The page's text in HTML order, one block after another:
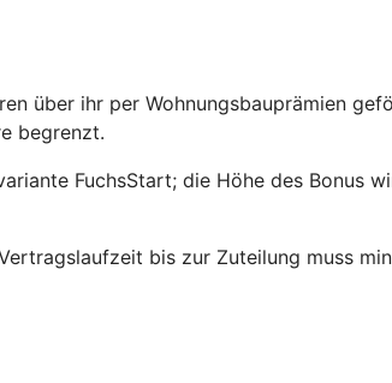
über ihr per Wohnungsbauprämien
begrenzt.
FuchsStart; die Höhe des
bis zur Zuteilung muss